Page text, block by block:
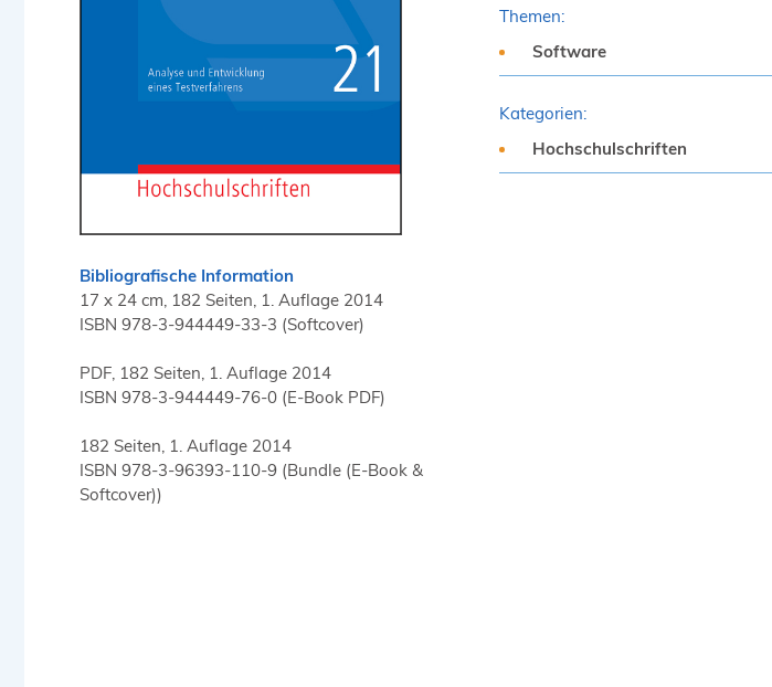
Bibliografische Information
17 x 24 cm, 182 Seiten, 1. Auflage 2014
ISBN 978-3-944449-33-3 (Softcover)
PDF, 182 Seiten, 1. Auflage 2014
ISBN 978-3-944449-76-0 (E-Book PDF)
182 Seiten, 1. Auflage 2014
ISBN 978-3-96393-110-9 (Bundle (E-Book &
Softcover))
Themen:
Software
Kategorien:
Hochschulschriften